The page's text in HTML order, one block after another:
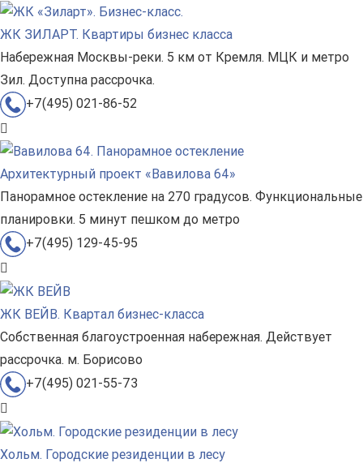
ЖК ЗИЛАРТ. Квартиры бизнес класса
Набережная Москвы-реки. 5 км от Кремля. МЦК и метро
Зил. Доступна рассрочка.
+7(495) 021-86-52
Архитектурный проект «Вавилова 64»
Панорамное остекление на 270 градусов. Функциональные
планировки. 5 минут пешком до метро
+7(495) 129-45-95
ЖК ВЕЙВ. Квартал бизнес-класса
Собственная благоустроенная набережная. Действует
рассрочка. м. Борисово
+7(495) 021-55-73
Хольм. Городские резиденции в лесу